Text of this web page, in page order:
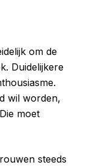
om de
Duidelijkere
wil worden,
moet
steeds